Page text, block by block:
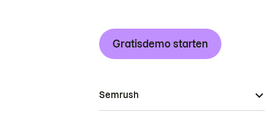
Gratisdemo starten
Semrush